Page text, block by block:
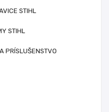
STIHL
STIHL
PRÍSLUŠENSTVO